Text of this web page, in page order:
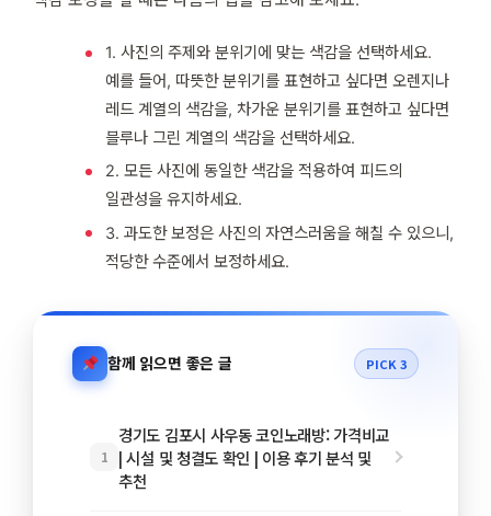
1. 사진의 주제와 분위기에 맞는 색감을 선택하세요.
예를 들어, 따뜻한 분위기를 표현하고 싶다면 오렌지나
레드 계열의 색감을, 차가운 분위기를 표현하고 싶다면
블루나 그린 계열의 색감을 선택하세요.
2. 모든 사진에 동일한 색감을 적용하여 피드의
일관성을 유지하세요.
3. 과도한 보정은 사진의 자연스러움을 해칠 수 있으니,
적당한 수준에서 보정하세요.
함께 읽으면 좋은 글 PICK 3
1
경기도 김포시 사우동 코인노래방: 가격비교
| 시설 및 청결도 확인 | 이용 후기 분석 및
추천